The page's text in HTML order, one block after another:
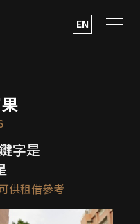
EN
字是
供租借參考